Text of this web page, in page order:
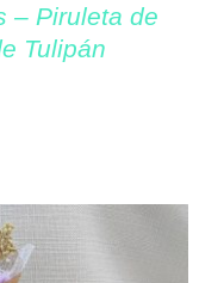
– Piruleta de
Tulipán